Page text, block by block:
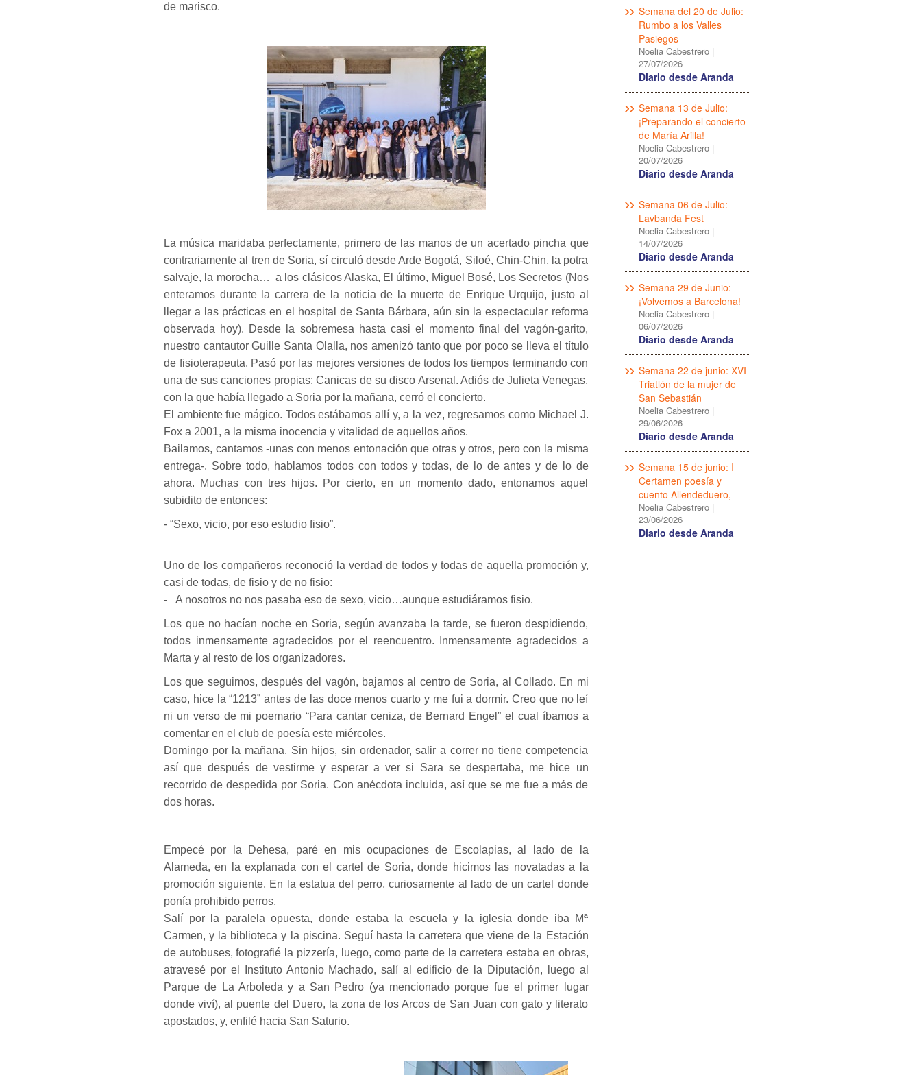
de marisco.
La música maridaba perfectamente, primero de las manos de un acertado pincha que
contrariamente al tren de Soria, sí circuló desde Arde Bogotá, Siloé, Chin-Chin, la potra
salvaje, la morocha… a los clásicos Alaska, El último, Miguel Bosé, Los Secretos (Nos
enteramos durante la carrera de la noticia de la muerte de Enrique Urquijo, justo al
llegar a las prácticas en el hospital de Santa Bárbara, aún sin la espectacular reforma
observada hoy). Desde la sobremesa hasta casi el momento final del vagón-garito,
nuestro cantautor Guille Santa Olalla, nos amenizó tanto que por poco se lleva el título
de fisioterapeuta. Pasó por las mejores versiones de todos los tiempos terminando con
una de sus canciones propias: Canicas de su disco Arsenal. Adiós de Julieta Venegas,
con la que había llegado a Soria por la mañana, cerró el concierto.
El ambiente fue mágico. Todos estábamos allí y, a la vez, regresamos como Michael J.
Fox a 2001, a la misma inocencia y vitalidad de aquellos años.
Bailamos, cantamos -unas con menos entonación que otras y otros, pero con la misma
entrega-. Sobre todo, hablamos todos con todos y todas, de lo de antes y de lo de
ahora. Muchas con tres hijos. Por cierto, en un momento dado, entonamos aquel
subidito de entonces:
- “Sexo, vicio, por eso estudio fisio”.
Uno de los compañeros reconoció la verdad de todos y todas de aquella promoción y,
casi de todas, de fisio y de no fisio:
- A nosotros no nos pasaba eso de sexo, vicio…aunque estudiáramos fisio.
Los que no hacían noche en Soria, según avanzaba la tarde, se fueron despidiendo,
todos inmensamente agradecidos por el reencuentro. Inmensamente agradecidos a
Marta y al resto de los organizadores.
Los que seguimos, después del vagón, bajamos al centro de Soria, al Collado. En mi
caso, hice la “1213” antes de las doce menos cuarto y me fui a dormir. Creo que no leí
ni un verso de mi poemario “Para cantar ceniza, de Bernard Engel” el cual íbamos a
comentar en el club de poesía este miércoles.
Domingo por la mañana. Sin hijos, sin ordenador, salir a correr no tiene competencia
así que después de vestirme y esperar a ver si Sara se despertaba, me hice un
recorrido de despedida por Soria. Con anécdota incluida, así que se me fue a más de
dos horas.
Empecé por la Dehesa, paré en mis ocupaciones de Escolapias, al lado de la
Alameda, en la explanada con el cartel de Soria, donde hicimos las novatadas a la
promoción siguiente. En la estatua del perro, curiosamente al lado de un cartel donde
ponía prohibido perros.
Salí por la paralela opuesta, donde estaba la escuela y la iglesia donde iba Mª
Carmen, y la biblioteca y la piscina. Seguí hasta la carretera que viene de la Estación
de autobuses, fotografié la pizzería, luego, como parte de la carretera estaba en obras,
atravesé por el Instituto Antonio Machado, salí al edificio de la Diputación, luego al
Parque de La Arboleda y a San Pedro (ya mencionado porque fue el primer lugar
donde viví), al puente del Duero, la zona de los Arcos de San Juan con gato y literato
apostados, y, enfilé hacia San Saturio.
Semana del 20 de Julio:
Rumbo a los Valles
Pasiegos
Noelia Cabestrero|
27/07/2026
Diario desde Aranda
Semana 13 de Julio:
¡Preparando el concierto
de María Arilla!
Noelia Cabestrero|
20/07/2026
Diario desde Aranda
Semana 06 de Julio:
Lavbanda Fest
Noelia Cabestrero|
14/07/2026
Diario desde Aranda
Semana 29 de Junio:
¡Volvemos a Barcelona!
Noelia Cabestrero|
06/07/2026
Diario desde Aranda
Semana 22 de junio: XVI
Triatlón de la mujer de
San Sebastián
Noelia Cabestrero|
29/06/2026
Diario desde Aranda
Semana 15 de junio: I
Certamen poesía y
cuento Allendeduero,
Noelia Cabestrero|
23/06/2026
Diario desde Aranda